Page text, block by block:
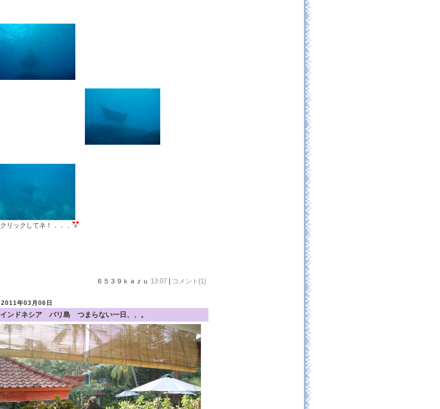
クリックしてネ！．．．
６５３９ｋａｚｕ 13:07 コメント(1)
2011年03月06日
インドネシア バリ島 つまらない一日、、。